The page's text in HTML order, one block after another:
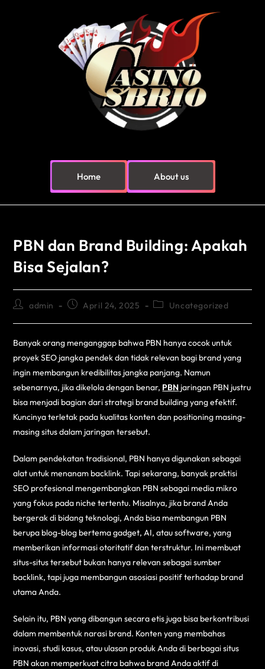
Home About us
PBN dan Brand Building: Apakah
Bisa Sejalan?
admin April 24, 2025 Uncategorized
Banyak orang menganggap bahwa PBN hanya cocok untuk
proyek SEO jangka pendek dan tidak relevan bagi brand yang
ingin membangun kredibilitas jangka panjang. Namun
sebenarnya, jika dikelola dengan benar, PBN jaringan PBN justru
bisa menjadi bagian dari strategi brand building yang efektif.
Kuncinya terletak pada kualitas konten dan positioning masing-
masing situs dalam jaringan tersebut.
Dalam pendekatan tradisional, PBN hanya digunakan sebagai
alat untuk menanam backlink. Tapi sekarang, banyak praktisi
SEO profesional mengembangkan PBN sebagai media mikro
yang fokus pada niche tertentu. Misalnya, jika brand Anda
bergerak di bidang teknologi, Anda bisa membangun PBN
berupa blog-blog bertema gadget, AI, atau software, yang
memberikan informasi otoritatif dan terstruktur. Ini membuat
situs-situs tersebut bukan hanya relevan sebagai sumber
backlink, tapi juga membangun asosiasi positif terhadap brand
utama Anda.
Selain itu, PBN yang dibangun secara etis juga bisa berkontribusi
dalam membentuk narasi brand. Konten yang membahas
inovasi, studi kasus, atau ulasan produk Anda di berbagai situs
PBN akan memperkuat citra bahwa brand Anda aktif di